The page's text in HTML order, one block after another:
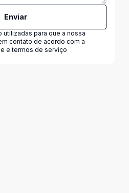
Enviar
utilizadas para que a nossa
contato de acordo com a
e termos de serviço